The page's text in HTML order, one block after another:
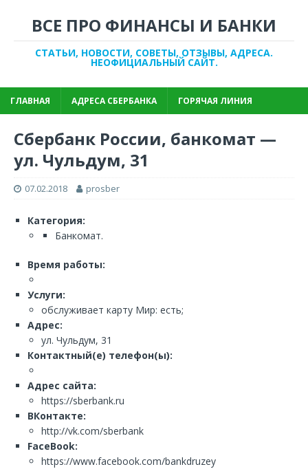
ВСЕ ПРО ФИНАНСЫ И БАНКИ
СТАТЬИ, НОВОСТИ, СОВЕТЫ, ОТЗЫВЫ, АДРЕСА.
НЕОФИЦИАЛЬНЫЙ САЙТ.
ГЛАВНАЯ АДРЕСА СБЕРБАНКА ГОРЯЧАЯ ЛИНИЯ
Сбербанк России, банкомат —
ул. Чульдум, 31
07.02.2018 prosber
Категория:
Банкомат.
Время работы:
Услуги:
обслуживает карту Мир: есть;
Адрес:
ул. Чульдум, 31
Контактный(е) телефон(ы):
Адрес сайта:
https://sberbank.ru
ВКонтакте:
http://vk.com/sberbank
FaceBook:
https://www.facebook.com/bankdruzey